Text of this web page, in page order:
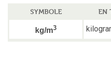
SYMBOLE EN
kg/m3